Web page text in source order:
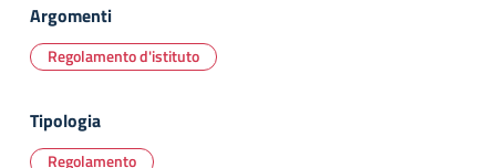
Argomenti
Regolamento d'istituto
Tipologia
Regolamento